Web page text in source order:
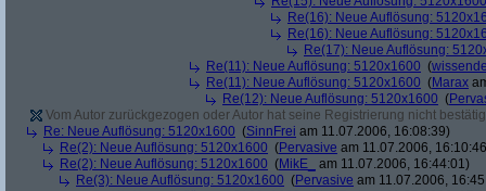
Re(16): Neue Auflösung:
Re(16): Neue Auflösung:
Re(17): Neue Auflösung:
Re(11): Neue Auflösung: 5120x1600 (
Re(11): Neue Auflösung: 5120x1600 (Marax
Re(12): Neue Auflösung: 5120x1600 (
Vom Autor zurückgezogen oder Autor hat seine Registrierung nicht
Re: Neue Auflösung: 5120x1600 (SinnFrei am 11.07.2006, 16:08:39)
Re(2): Neue Auflösung: 5120x1600 (Pervasive am 11.07.2006,
Re(2): Neue Auflösung: 5120x1600 (MikE_
am 11.07.2006, 16:44:01)
Re(3): Neue Auflösung: 5120x1600 (Pervasive am 11.07.2006,